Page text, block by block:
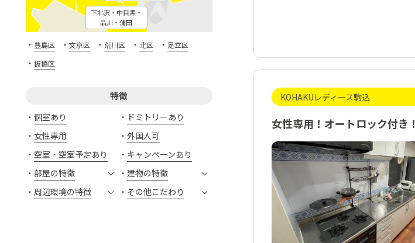
下北沢・中目黒・
品川・蒲田
・ 豊島区 ・ 文京区 ・ 荒川区 ・ 北区 ・ 足立区
・ 板橋区
特徴
個室あり
ドミトリーあり
女性専用
外国人可
空室・空室予定あり
キャンペーンあり
部屋の特徴
建物の特徴
周辺環境の特徴
その他こだわり
KOHAKUレディース駒込
女性専用！オートロック付き！